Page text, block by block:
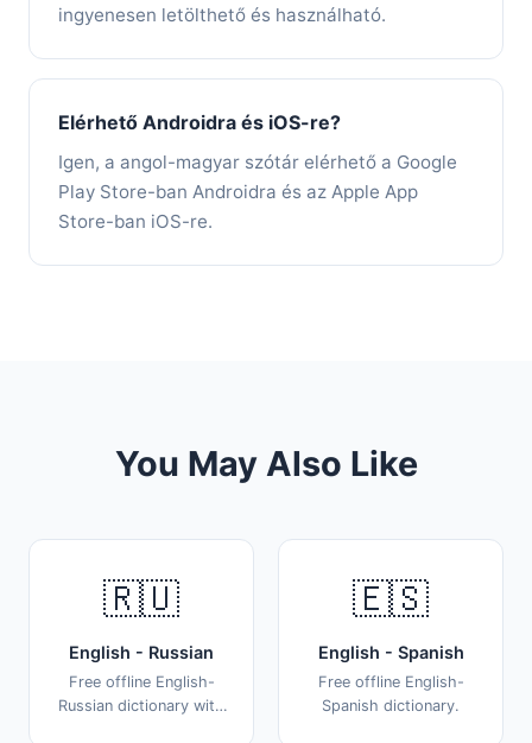
ingyenesen letölthető és használható.
Elérhető Androidra és iOS-re?
Igen, a angol-magyar szótár elérhető a Google
Play Store-ban Androidra és az Apple App
Store-ban iOS-re.
You May Also Like
🇷🇺
English - Russian
Free offline English-
Russian dictionary with
🇪🇸
English - Spanish
Free offline English-
Spanish dictionary.